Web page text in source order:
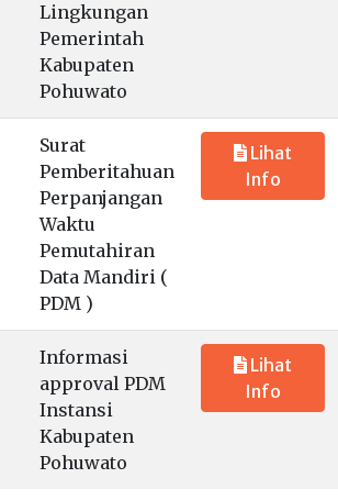
Lingkungan
Pemerintah
Kabupaten
Pohuwato
Surat
Pemberitahuan
Perpanjangan
Waktu
Pemutahiran
Data Mandiri (
PDM )
Lihat
Info
Informasi
approval PDM
Instansi
Kabupaten
Pohuwato
Lihat
Info